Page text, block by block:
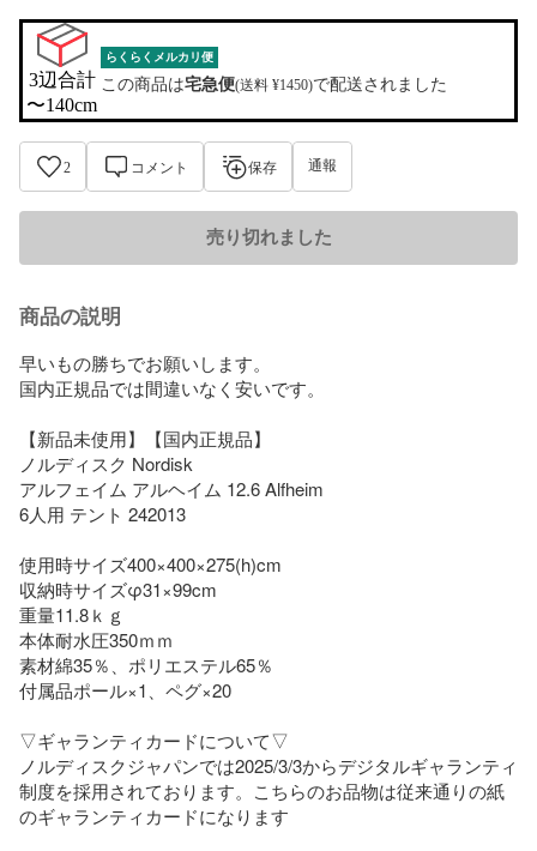
3辺合計
〜140cm
らくらくメルカリ便
この商品は宅急便(送料 ¥1450)で配送されました
2 コメント 保存 通報
売り切れました
商品の説明
早いもの勝ちでお願いします。
国内正規品では間違いなく安いです。
【新品未使用】【国内正規品】
ノルディスク Nordisk
アルフェイム アルヘイム 12.6 Alfheim
6人用 テント 242013
使用時サイズ400×400×275(h)cm
収納時サイズφ31×99cm
重量11.8ｋｇ
本体耐水圧350ｍｍ
素材綿35％、ポリエステル65％
付属品ポール×1、ペグ×20
▽ギャランティカードについて▽
ノルディスクジャパンでは2025/3/3からデジタルギャランティ
制度を採用されております。こちらのお品物は従来通りの紙
のギャランティカードになります